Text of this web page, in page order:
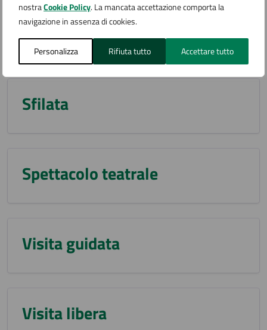
nostraCookie Policy. La mancata accettazione comporta la
navigazione in assenza di cookies.
Personalizza Rifiuta tutto Accettare tutto
Sagra
Sfilata
Spettacolo teatrale
Visita guidata
Visita libera